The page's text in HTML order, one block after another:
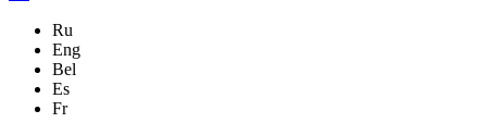
Ru
Eng
Bel
Es
Fr